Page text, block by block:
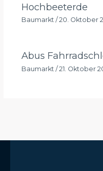
Hochbeeterde
Baumarkt / 20. Oktober
Abus
Baumarkt / 21. Oktober